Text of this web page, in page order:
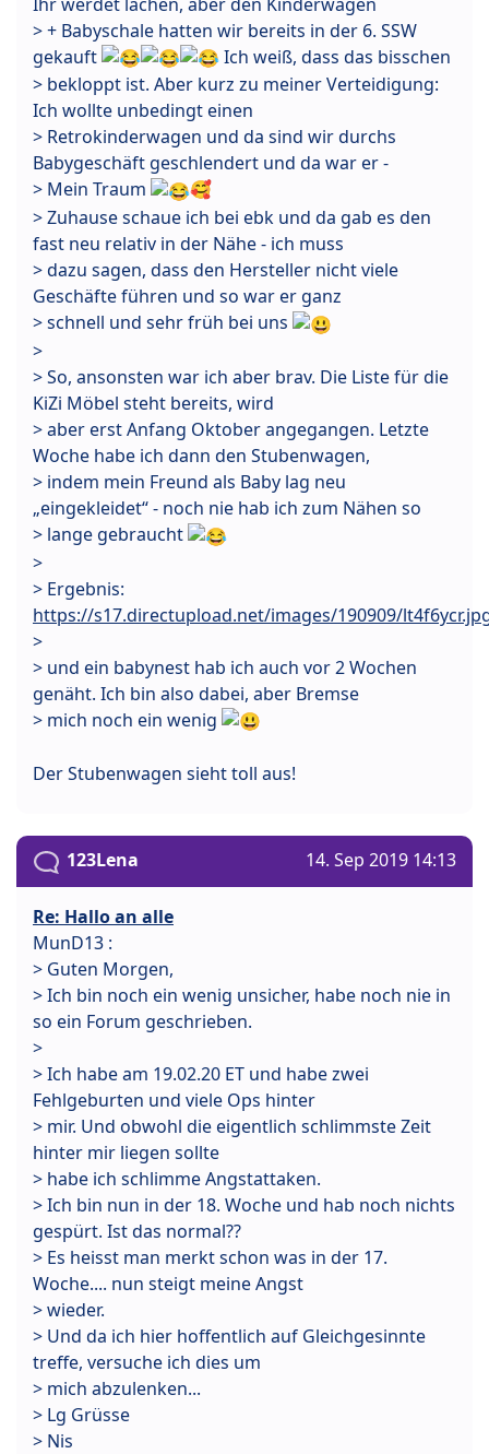
> + Babyschale hatten wir bereits in der 6. SSW
gekauft
Ich weiß, dass das bisschen
> bekloppt ist. Aber kurz zu meiner Verteidigung:
Ich wollte unbedingt einen
> Retrokinderwagen und da sind wir durchs
Babygeschäft geschlendert und da war er -
> Mein Traum
🥰
> Zuhause schaue ich bei ebk und da gab es den
fast neu relativ in der Nähe - ich muss
> dazu sagen, dass den Hersteller nicht viele
Geschäfte führen und so war er ganz
> schnell und sehr früh bei uns
>
> So, ansonsten war ich aber brav. Die Liste für die
KiZi Möbel steht bereits, wird
> aber erst Anfang Oktober angegangen. Letzte
Woche habe ich dann den Stubenwagen,
> indem mein Freund als Baby lag neu
„eingekleidet“ - noch nie hab ich zum Nähen so
> lange gebraucht
>
> Ergebnis:
https://s17.directupload.net/images/190909/
>
> und ein babynest hab ich auch vor 2 Wochen
genäht. Ich bin also dabei, aber Bremse
> mich noch ein wenig
Der Stubenwagen sieht toll aus!
123Lena 14. Sep 2019 14:13
Re: Hallo an alle
MunD13 :
> Guten Morgen,
> Ich bin noch ein wenig unsicher, habe noch nie in
so ein Forum geschrieben.
>
> Ich habe am 19.02.20 ET und habe zwei
Fehlgeburten und viele Ops hinter
> mir. Und obwohl die eigentlich schlimmste Zeit
hinter mir liegen sollte
> habe ich schlimme Angstattaken.
> Ich bin nun in der 18. Woche und hab noch nichts
gespürt. Ist das normal??
> Es heisst man merkt schon was in der 17.
Woche.... nun steigt meine Angst
> wieder.
> Und da ich hier hoffentlich auf Gleichgesinnte
treffe, versuche ich dies um
> mich abzulenken...
> Lg Grüsse
> Nis